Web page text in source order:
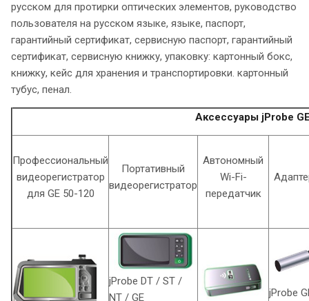
русском для протирки оптических элементов, руководство
пользователя на русском языке, языке, паспорт,
гарантийный сертификат, сервисную паспорт, гарантийный
сертификат, сервисную книжку, упаковку: картонный бокс,
книжку, кейс для хранения и транспортировки. картонный
тубус, пенал.
Аксессуары jProbe
Профессиональный
видеорегистратор
для GE 50-120
Портативный
видеорегистратор
Автономный
Wi-Fi-
передатчик
jProbe DT / ST /
NT / GE
jProbe